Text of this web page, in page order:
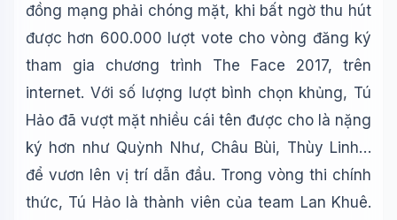
đồng mạng phải chóng mặt, khi bất ngờ thu hút
được hơn 600.000 lượt vote cho vòng đăng ký
tham gia chương trình The Face 2017, trên
internet. Với số lượng lượt bình chọn khủng, Tú
Hảo đã vượt mặt nhiều cái tên được cho là nặng
ký hơn như Quỳnh Như, Châu Bùi, Thùy Linh…
để vươn lên vị trí dẫn đầu. Trong vòng thi chính
thức, Tú Hảo là thành viên của team Lan Khuê.